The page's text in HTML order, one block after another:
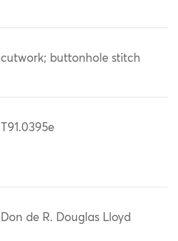
cutwork; buttonhole stitch
T91.0395e
Don de R. Douglas Lloyd